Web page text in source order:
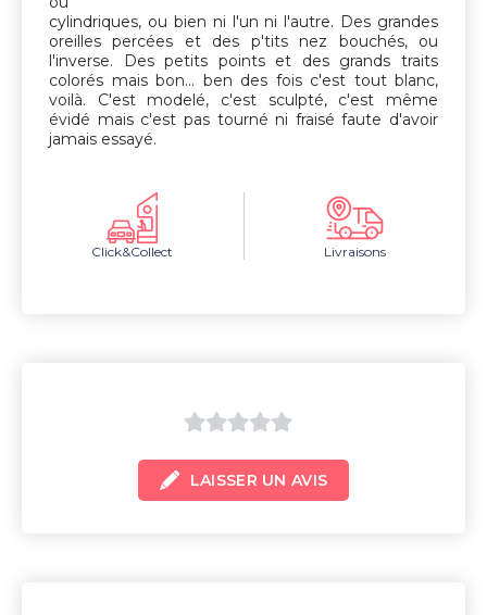
cylindriques, ou bien ni l'un ni l'autre. Des grandes
oreilles percées et des p'tits nez bouchés, ou
l'inverse. Des petits points et des grands traits
colorés mais bon... ben des fois c'est tout blanc,
voilà. C'est modelé, c'est sculpté, c'est même
évidé mais c'est pas tourné ni fraisé faute d'avoir
jamais essayé.
Click&Collect Livraisons
sur
LAISSER UN AVIS